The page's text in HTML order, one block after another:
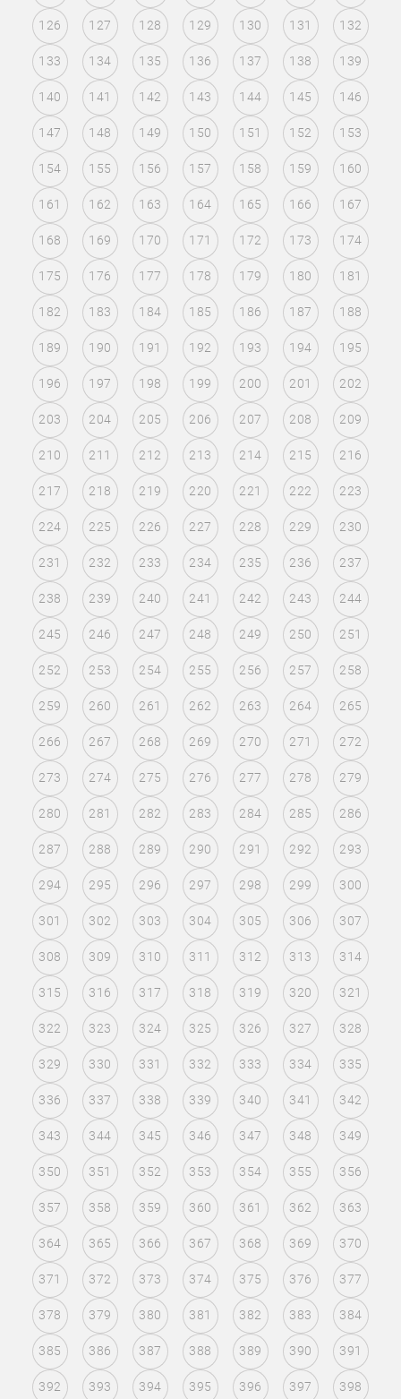
126 127 128 129 130 131 132
133 134 135 136 137 138 139
140 141 142 143 144 145 146
147 148 149 150 151 152 153
154 155 156 157 158 159 160
161 162 163 164 165 166 167
168 169 170 171 172 173 174
175 176 177 178 179 180 181
182 183 184 185 186 187 188
189 190 191 192 193 194 195
196 197 198 199 200 201 202
203 204 205 206 207 208 209
210 211 212 213 214 215 216
217 218 219 220 221 222 223
224 225 226 227 228 229 230
231 232 233 234 235 236 237
238 239 240 241 242 243 244
245 246 247 248 249 250 251
252 253 254 255 256 257 258
259 260 261 262 263 264 265
266 267 268 269 270 271 272
273 274 275 276 277 278 279
280 281 282 283 284 285 286
287 288 289 290 291 292 293
294 295 296 297 298 299 300
301 302 303 304 305 306 307
308 309 310 311 312 313 314
315 316 317 318 319 320 321
322 323 324 325 326 327 328
329 330 331 332 333 334 335
336 337 338 339 340 341 342
343 344 345 346 347 348 349
350 351 352 353 354 355 356
357 358 359 360 361 362 363
364 365 366 367 368 369 370
371 372 373 374 375 376 377
378 379 380 381 382 383 384
385 386 387 388 389 390 391
392 393 394 395 396 397 398